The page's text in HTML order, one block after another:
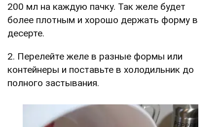
200 мл на каждую пачку. Так желе будет
более плотным и хорошо держать форму в
десерте.
2. Перелейте желе в разные формы или
контейнеры и поставьте в холодильник до
полного застывания.